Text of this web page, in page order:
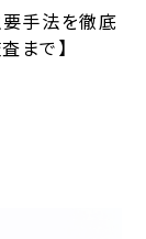
要手法を徹底
まで】